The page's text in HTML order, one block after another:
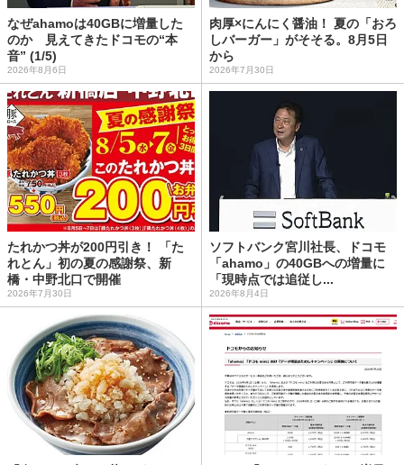
なぜahamoは40GBに増量した
のか 見えてきたドコモの“本
音” (1/5)
2026年8月6日
肉厚×にんにく醤油！ 夏の「おろ
しバーガー」がそそる。8月5日
から
2026年7月30日
たれかつ丼が200円引き！ 「た
れとん」初の夏の感謝祭、新
橋・中野北口で開催
2026年7月30日
ソフトバンク宮川社長、ドコモ
「ahamo」の40GBへの増量に
「現時点では追従し...
2026年8月4日